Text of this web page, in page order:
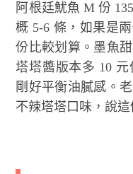
阿根廷魷魚 M 份
概 5-6 條，如果是
份比較划算。墨魚
塔塔醬版本多 10
剛好平衡油膩感。
不辣塔塔口味，說這